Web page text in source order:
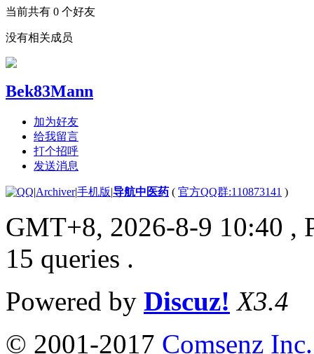
当前共有 0 个好友
没有相关成员
Bek83Mann
加为好友
给我留言
打个招呼
发送消息
|Archiver|手机版|导航中医药 ( 官方QQ群:110873141 )
GMT+8, 2026-8-9 10:40 ,
15 queries .
Powered by Discuz! X3.4
© 2001-2017 Comsenz Inc.